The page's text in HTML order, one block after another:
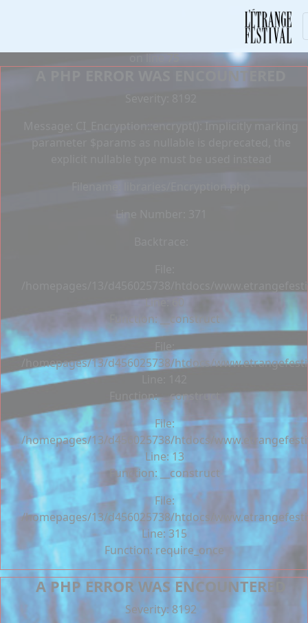
: Constant E_STRICT is deprecated in
/homepages/13/d456025738/htdocs/
A PHP ERROR WAS ENCOUNTERED
/homepages/13/d456025738/htdocs/
Line: 60
Function: __construct
File:
/homepages/13/d456025738/htdocs/
Function: __construct
File:
/homepages/13/d456025738/htdocs/
Line: 13
Function: __construct
File:
/homepages/13/d456025738/htdocs/
Line: 315
Function: require_once
A PHP ERROR WAS ENCOUNTERED
Severity: 8192